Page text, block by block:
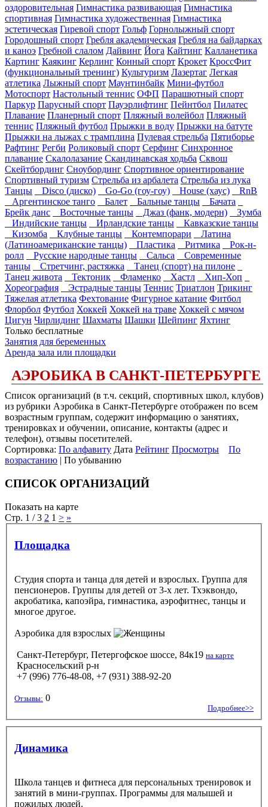
оздоровительная Гимнастика развивающая Гимнастика
спортивная Гимнастика художественная Гимнастика
эстетическая Гиревой спорт Гольф Горнолыжный спорт
Городошный спорт Гребля академическая Гребля на байдарках
и каноэ Гребной слалом Дайвинг Йога Кайтинг Калланетика
Картинг Каякинг Керлинг Конный спорт Крокет КроссФит
(функциональный тренинг) Культуризм Лазертаг Легкая
атлетика Лыжный спорт Маунтинбайк Мини-футбол
Мотоспорт Настольный теннис ОФП Парашютный спорт
Паркур Парусный спорт Пауэрлифтинг Пейнтбол Пилатес
Плавание Планерный спорт Пляжный волейбол Пляжный
теннис Пляжный футбол Прыжки в воду Прыжки на батуте
Прыжки на лыжах с трамплина Пулевая стрельба Пятиборье
Рафтинг Регби Роликовый спорт Серфинг Синхронное
плавание Скалолазание Скандинавская ходьба Сквош
Скейтбординг Сноубординг Спортивное ориентирование
Спортивный туризм Стрельба из арбалета Стрельба из лука
Танцы
Disco (диско) Go-Go (гоу-гоу) House (хаус)
RnB
Аргентинское танго
Балет Бальные танцы
Бачата
Брейк данс
Восточные танцы Джаз (фанк, модерн)
Зумба
Индийские танцы
Ирландские танцы
Кавказские танцы
Кизомба
Клубные танцы Контемпорари
Латина
(Латиноамериканские танцы)
Пластика Ритмика
Рок-н-
ролл
Русские народные танцы Сальса
Современные
танцы
Стретчинг, растяжка
Танец (спорт) на пилоне
Танец живота
Тектоник Фламенко Хастл
Хип-Хоп
Хореография
Эстрадные танцы Теннис Триатлон Трикинг
Тяжелая атлетика Фехтование Фигурное катание Фитбол
Флорбол Футбол Хоккей Хоккей на траве Хоккей с мячом
Цигун Чирлидинг Шахматы Шашки Шейпинг Яхтинг
Только бесплатные
Занятия для беременных
Аренда зала или площадки
АЭРОБИКА В САНКТ-ПЕТЕРБУРГЕ
Список организаций (в т.ч. секций, спортивных школ, клубов)
из рубрики Аэробика в Санкт-Петербурге отображен по всем
возрастным группам, содержит информацию о занятиях,
тренировках и обучении, описание, контакты (адрес и
телефон), отзывы посетителей.
Сортировка: По алфавиту Дата Рейтинг Просмотры
По
возрастанию | По убыванию
СПИСОК ОРГАНИЗАЦИЙ
Показать на карте
Стр. 1 / 3 2 1 > »
Площадка
Студия спорта и танца для детей и взрослых. Группа для
пенсионеров. Группы для детей от 3-х лет. Тхэквондо,
акробатика, капоэйра, гимнастика, аэрофитнес, танцы и
многое другое.
Аэробика для взрослых
Санкт-Петербург, Петергофское шоссе, 84к19 на карте
Красносельский р-н
+7 (996) 776-48-08, +7 (931) 388-92-20
Отзывы: 0
Подробнее>>
Динамика
Школа танцев и фитнеса для персональных тренировок и
занятий в мини-группах. Программы для малышей и
пожилых людей.